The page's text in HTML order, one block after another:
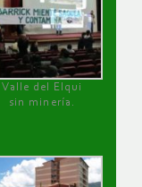
Valle del Elqui
sin minería.